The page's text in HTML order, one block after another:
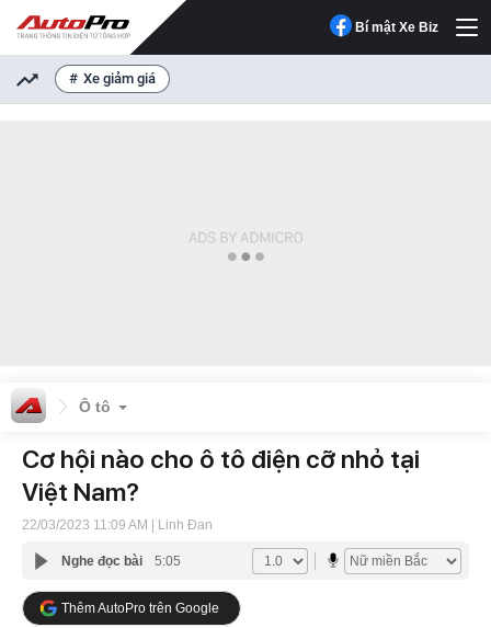
Bí mật Xe Biz
Xe giảm giá
Ô tô
Cơ hội nào cho ô tô điện cỡ nhỏ tại
Việt Nam?
22/03/2023 11:09 AM | Linh Đan
Nghe đọc bài 5:05
Thêm AutoPro trên Google